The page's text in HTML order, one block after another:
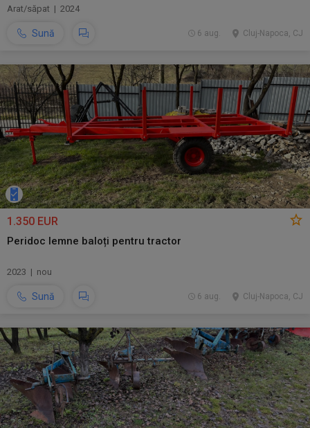
Arat/săpat | 2024
Sună Cluj-Napoca, CJ
6 aug.
1.350 EUR
Peridoc lemne baloți pentru tractor
2023 | nou
Sună Cluj-Napoca, CJ
6 aug.